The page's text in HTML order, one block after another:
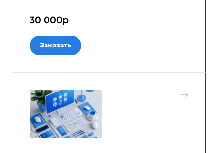
30 000р
Заказать